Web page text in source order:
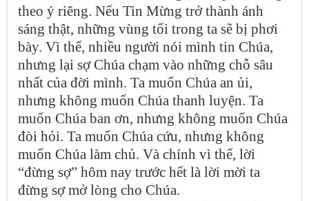
theo ý riêng. Nếu Tin Mừng trở thành ánh
sáng thật, những vùng tối trong ta sẽ bị phơi
bày. Vì thế, nhiều người nói mình tin Chúa,
nhưng lại sợ Chúa chạm vào những chỗ sâu
nhất của đời mình. Ta muốn Chúa an ủi,
nhưng không muốn Chúa thanh luyện. Ta
muốn Chúa ban ơn, nhưng không muốn Chúa
đòi hỏi. Ta muốn Chúa cứu, nhưng không
muốn Chúa làm chủ. Và chính vì thế, lời
“đừng sợ” hôm nay trước hết là lời mời ta
đừng sợ mở lòng cho Chúa.